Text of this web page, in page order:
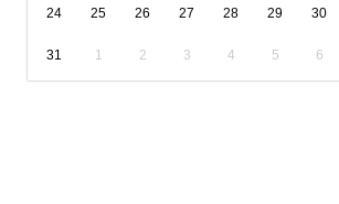
24 25 26 27 28 29 30
31 1 2 3 4 5 6